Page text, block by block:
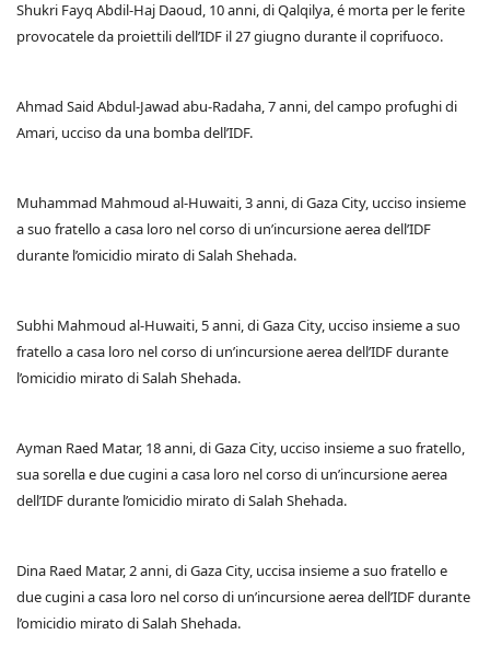
Shukri Fayq Abdil-Haj Daoud, 10 anni, di Qalqilya, é morta per le ferite
provocatele da proiettili dell’IDF il 27 giugno durante il coprifuoco.
Ahmad Said Abdul-Jawad abu-Radaha, 7 anni, del campo profughi di
Amari, ucciso da una bomba dell’IDF.
Muhammad Mahmoud al-Huwaiti, 3 anni, di Gaza City, ucciso insieme
a suo fratello a casa loro nel corso di un’incursione aerea dell’IDF
durante l’omicidio mirato di Salah Shehada.
Subhi Mahmoud al-Huwaiti, 5 anni, di Gaza City, ucciso insieme a suo
fratello a casa loro nel corso di un’incursione aerea dell’IDF durante
l’omicidio mirato di Salah Shehada.
Ayman Raed Matar, 18 anni, di Gaza City, ucciso insieme a suo fratello,
sua sorella e due cugini a casa loro nel corso di un’incursione aerea
dell’IDF durante l’omicidio mirato di Salah Shehada.
Dina Raed Matar, 2 anni, di Gaza City, uccisa insieme a suo fratello e
due cugini a casa loro nel corso di un’incursione aerea dell’IDF durante
l’omicidio mirato di Salah Shehada.